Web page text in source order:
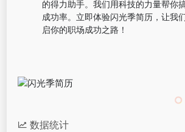
的得力助手。我们用科技的力量帮你
成功率。立即体验闪光季简历，让我
启你的职场成功之路！
数据统计